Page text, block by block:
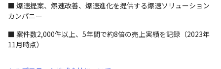
■ 爆速提案、爆速改善、爆速進化を提供する爆速ソリューション
カンパニー
■ 案件数2,000件以上、5年間で約8倍の売上実績を記録（2023年
11月時点）